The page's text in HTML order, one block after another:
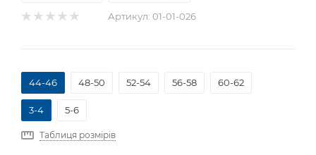
Артикул: 01-01-026
44-46 48-50 52-54 56-58 60-62
3-4 5-6
Таблиця розмірів